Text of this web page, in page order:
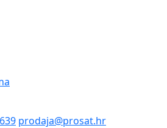
prodaja@prosat.hr